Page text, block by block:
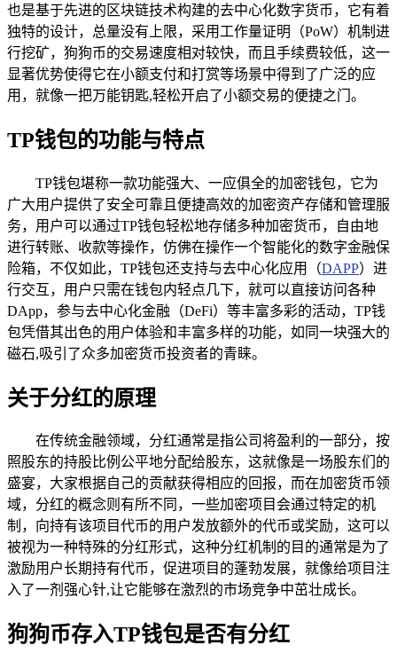
也是基于先进的区块链技术构建的去中心化数字货币，它有着
独特的设计，总量没有上限，采用工作量证明（PoW）机制进
行挖矿，狗狗币的交易速度相对较快，而且手续费较低，这一
显著优势使得它在小额支付和打赏等场景中得到了广泛的应
用，就像一把万能钥匙,轻松开启了小额交易的便捷之门。
TP钱包的功能与特点
TP钱包堪称一款功能强大、一应俱全的加密钱包，它为
广大用户提供了安全可靠且便捷高效的加密资产存储和管理服
务，用户可以通过TP钱包轻松地存储多种加密货币，自由地
进行转账、收款等操作，仿佛在操作一个智能化的数字金融保
险箱，不仅如此，TP钱包还支持与去中心化应用（DAPP）进
行交互，用户只需在钱包内轻点几下，就可以直接访问各种
DApp，参与去中心化金融（DeFi）等丰富多彩的活动，TP钱
包凭借其出色的用户体验和丰富多样的功能，如同一块强大的
磁石,吸引了众多加密货币投资者的青睐。
关于分红的原理
在传统金融领域，分红通常是指公司将盈利的一部分，按
照股东的持股比例公平地分配给股东，这就像是一场股东们的
盛宴，大家根据自己的贡献获得相应的回报，而在加密货币领
域，分红的概念则有所不同，一些加密项目会通过特定的机
制，向持有该项目代币的用户发放额外的代币或奖励，这可以
被视为一种特殊的分红形式，这种分红机制的目的通常是为了
激励用户长期持有代币，促进项目的蓬勃发展，就像给项目注
入了一剂强心针,让它能够在激烈的市场竞争中茁壮成长。
狗狗币存入TP钱包是否有分红